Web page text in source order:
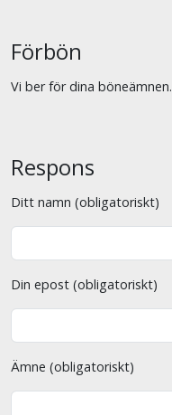
Förbön
Vi ber för dina böneämnen.
Respons
Ditt namn (obligatoriskt)
Din epost (obligatoriskt)
Ämne (obligatoriskt)